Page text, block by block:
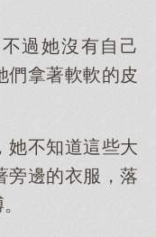
過她沒有自己
們拿著軟軟的皮
她不知道這些大
旁邊的衣服，落